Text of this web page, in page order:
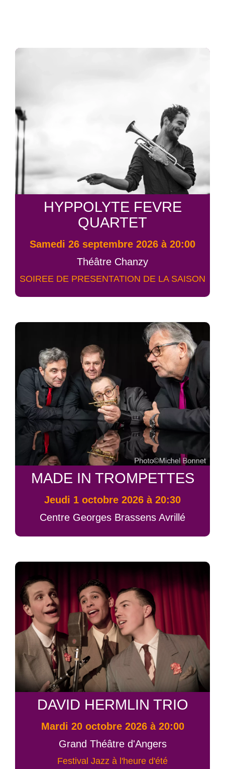
HYPPOLYTE FEVRE
QUARTET
samedi 26 septembre 2026 à 20:00
Théâtre Chanzy
SOIREE DE PRESENTATION DE LA SAISON
MADE IN TROMPETTES
jeudi 1 octobre 2026 à 20:30
Centre Georges Brassens Avrillé
DAVID HERMLIN TRIO
mardi 20 octobre 2026 à 20:00
Grand Théâtre d'Angers
Festival Jazz à l'heure d'été